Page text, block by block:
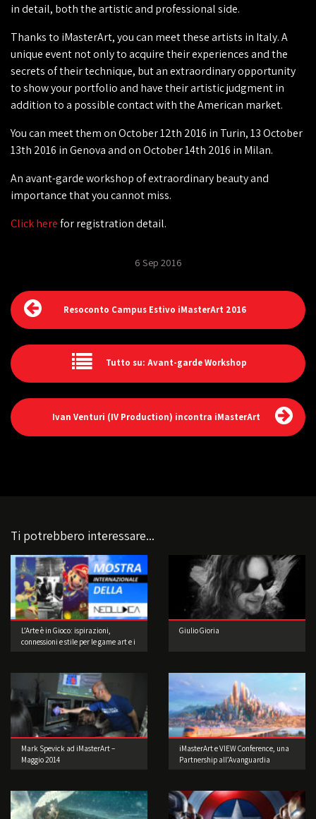
in detail, both the artistic and professional side.
Thanks to iMasterArt, you can meet these artists in Italy. A
unique event not only to acquire their experiences and the
secrets of their technique, but an extraordinary opportunity
to show your portfolio and have their artistic judgment in
addition to a possible contact with the American market.
You can meet them on October 12th 2016 in Turin, 13 October
13th 2016 in Genova and on October 14th 2016 in Milan.
An avant-garde workshop of extraordinary beauty and
importance that you cannot miss.
Click herefor registration detail.
6 Sep 2016
Resoconto Campus Estivo iMasterArt 2016
Tutto su: Avant-garde Workshop
Ivan Venturi (IV Production) incontra iMasterArt
Ti potrebbero interessare...
L’Arte è in Gioco: ispirazioni,
connessioni e stile per le game art e i
Giulio Gioria
Mark Spevick ad iMasterArt –
Maggio 2014
iMasterArt e VIEW Conference, una
Partnership all’Avanguardia